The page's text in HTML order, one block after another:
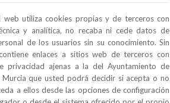
web utiliza cookies propias y de terceros con
y analítica, no recaba ni cede datos de
de los usuarios sin su conocimiento. Sin
enlaces a sitios web de terceros con
privacidad ajenas a la del Ayuntamiento de
Murcia que usted podrá decidir si acepta o no
a ellos desde las opciones de configuración